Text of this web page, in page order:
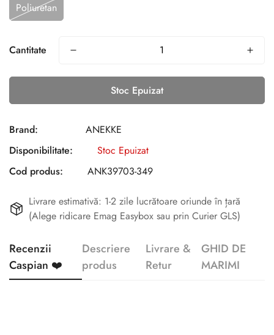
Poliuretan
Cantitate
Stoc Epuizat
Brand:
ANEKKE
Disponibilitate:
Stoc Epuizat
Cod produs:
ANK39703-349
Livrare estimativă: 1-2 zile lucrătoare oriunde în țară
(Alege ridicare Emag Easybox sau prin Curier GLS)
Recenzii
Caspian ❤️
Descriere
produs
Livrare &
Retur
GHID DE
MARIMI